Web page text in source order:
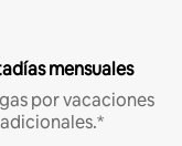
mensuales
por vacaciones